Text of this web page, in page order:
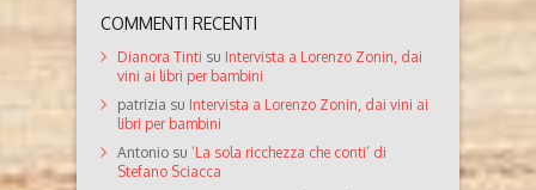
COMMENTI RECENTI
Dianora Tinti su Intervista a Lorenzo Zonin, dai
vini ai libri per bambini
patrizia su Intervista a Lorenzo Zonin, dai vini ai
libri per bambini
Antonio su ‘La sola ricchezza che conti’ di
Stefano Sciacca